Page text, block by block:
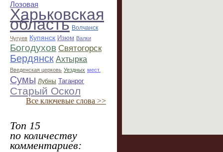
Лозовая
Харьковская
область Волчанск
Чугуев Купянск Изюм Валки
Богодухов Святогорск
Бердянск Ахтырка
Введенская церковь Уездных мест.
Сумы Лубны Таганрог
Старый Оскол
Все ключевые слова >>
Топ 15
по количеству
комментариев: